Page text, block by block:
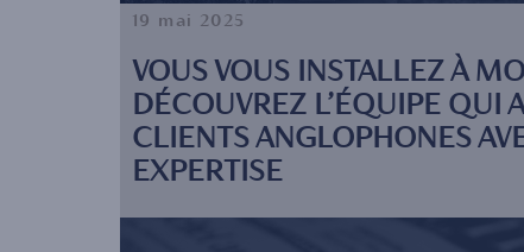
19 mai 2025
VOUS VOUS INSTALLEZ À
DÉCOUVREZ L’ÉQUIPE QUI
CLIENTS ANGLOPHONES
EXPERTISE